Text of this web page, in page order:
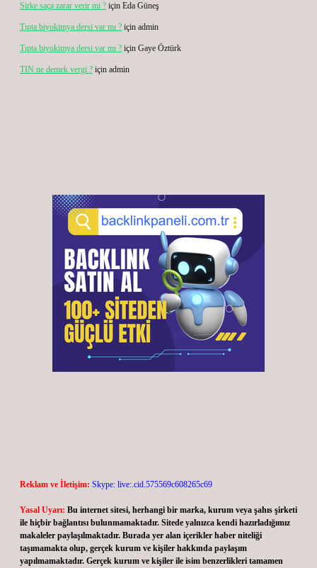
Sirke saça zarar verir mi ? için Eda Güneş
Tıpta biyokimya dersi var mı ? için admin
Tıpta biyokimya dersi var mı ? için Gaye Öztürk
TIN ne demek vergi ? için admin
Reklam ve İletişim: Skype: live:.cid.575569c608265c69
Yasal Uyarı: Bu internet sitesi, herhangi bir marka, kurum veya şahıs şirketi
ile hiçbir bağlantısı bulunmamaktadır. Sitede yalnızca kendi hazırladığımız
makaleler paylaşılmaktadır. Burada yer alan içerikler haber niteliği
taşımamakta olup, gerçek kurum ve kişiler hakkında paylaşım
yapılmamaktadır. Gerçek kurum ve kişiler ile isim benzerlikleri tamamen